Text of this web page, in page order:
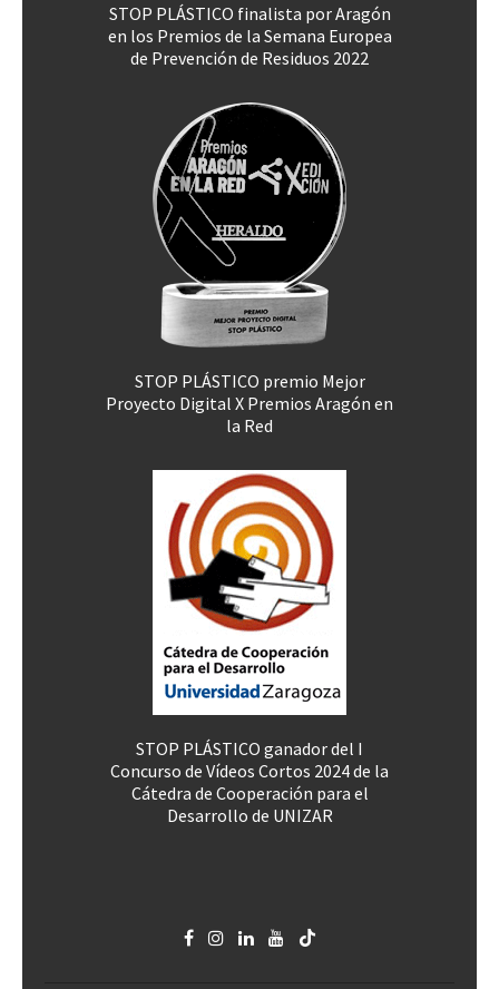
STOP PLÁSTICO finalista por Aragón
en los Premios de la Semana Europea
de Prevención de Residuos 2022
STOP PLÁSTICO premio Mejor
Proyecto Digital X Premios Aragón en
la Red
STOP PLÁSTICO ganador del I
Concurso de Vídeos Cortos 2024 de la
Cátedra de Cooperación para el
Desarrollo de UNIZAR